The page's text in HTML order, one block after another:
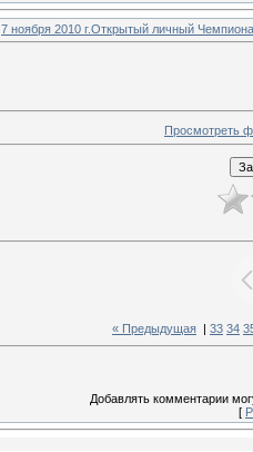
7 ноября 2010 г.Открытый личный
Просмотреть
« Предыдущая 33 34
Добавлять комментарии
[